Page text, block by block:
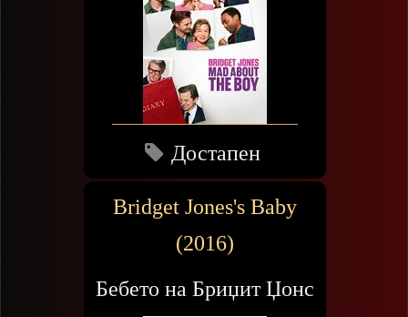
Достапен
Bridget Jones's Baby
(2016)
Бебето на Бриџит Џонс